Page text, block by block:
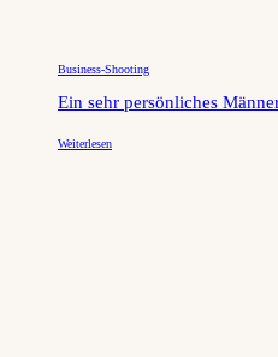
Business-Shooting
Ein sehr persönliches
Weiterlesen